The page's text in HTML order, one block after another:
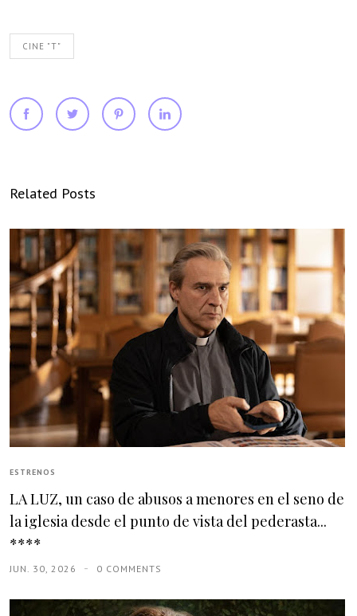
CINE "T"
Related Posts
ESTRENOS
LA LUZ, un caso de abusos a menores en el seno de
la iglesia desde el punto de vista del pederasta...
****
JUN. 30, 2026 0 COMMENTS